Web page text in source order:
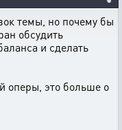
темы, но почему бы
обсудить
и сделать
оперы, это больше о